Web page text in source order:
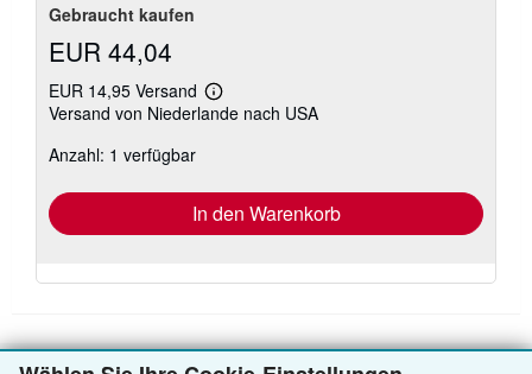
Gebraucht kaufen
EUR 44,04
EUR 14,95 Versand
Weitere
Informationen
Versand von Niederlande nach USA
Anzahl: 1 verfügbar
In den Warenkorb